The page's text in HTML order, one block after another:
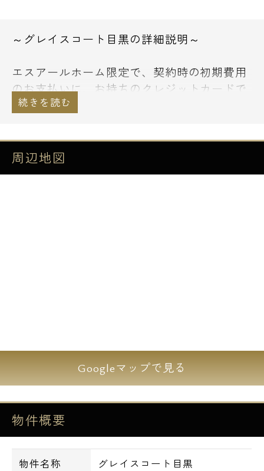
～グレイスコート目黒の詳細説明～
エスアールホーム限定で、契約時の初期費用
のお支払いに、お持ちのクレジットカードで
お支払い頂くことも可能です。
もお選び下さい。
その他、諸条件等については、お気軽にご相
談下さい。
外観はおしゃれな清潔感のあるタイル張り。
オートロックをはじめ、エントランスホール
やエレベーター内にも防犯カメラを設置して
おりますので、都心に住む女性にもオススメ
です。
その他、玄関WロックやTVモニター付きイン
ターホンを完備しております。
周辺地図
Googleマップで見る
物件概要
物件名称 グレイスコート目黒